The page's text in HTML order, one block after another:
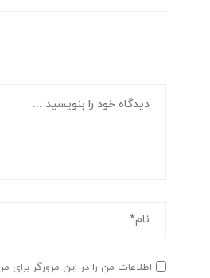
اطلاعات من را در این مرورگر برای